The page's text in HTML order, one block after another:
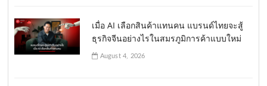
เมื่อ AI เลือกสินค้าแทนคน แบรนด์ไทยจะสู้
ธุรกิจจีนอย่างไรในสมรภูมิการค้าแบบใหม่
August 4, 2026